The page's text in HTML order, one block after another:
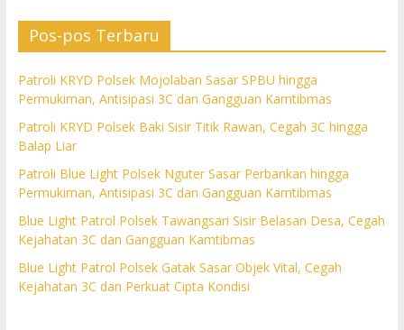
Pos-pos Terbaru
Patroli KRYD Polsek Mojolaban Sasar SPBU hingga
Permukiman, Antisipasi 3C dan Gangguan Kamtibmas
Patroli KRYD Polsek Baki Sisir Titik Rawan, Cegah 3C hingga
Balap Liar
Patroli Blue Light Polsek Nguter Sasar Perbankan hingga
Permukiman, Antisipasi 3C dan Gangguan Kamtibmas
Blue Light Patrol Polsek Tawangsari Sisir Belasan Desa, Cegah
Kejahatan 3C dan Gangguan Kamtibmas
Blue Light Patrol Polsek Gatak Sasar Objek Vital, Cegah
Kejahatan 3C dan Perkuat Cipta Kondisi